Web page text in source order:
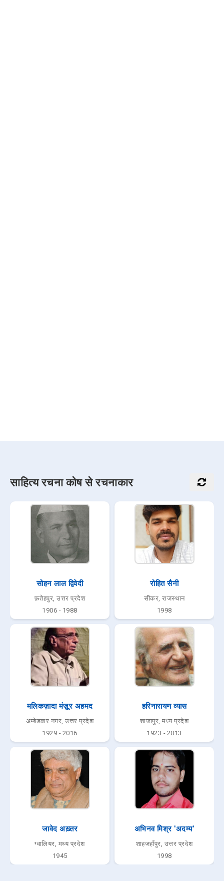
साहित्य रचना कोष से रचनाकार
सोहन लाल द्विवेदी
फ़तेहपुर, उत्तर प्रदेश
1906 - 1988
रोहित सैनी
सीकर, राजस्थान
1998
मलिकज़ादा मंज़ूर अहमद
अम्बेडकर नगर, उत्तर प्रदेश
1929 - 2016
हरिनारायण व्यास
शाजापुर, मध्य प्रदेश
1923 - 2013
जावेद अख़्तर
ग्वालियर, मध्य प्रदेश
1945
अभिनव मिश्र 'अदम्य'
शाहजहाँपुर, उत्तर प्रदेश
1998